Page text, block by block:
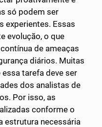
só podem ser
experientes. Essas
evolução, o que
de ameaças
diários. Muitas
tarefa deve ser
dos analistas de
Por isso, as
conforme o
estrutura necessária